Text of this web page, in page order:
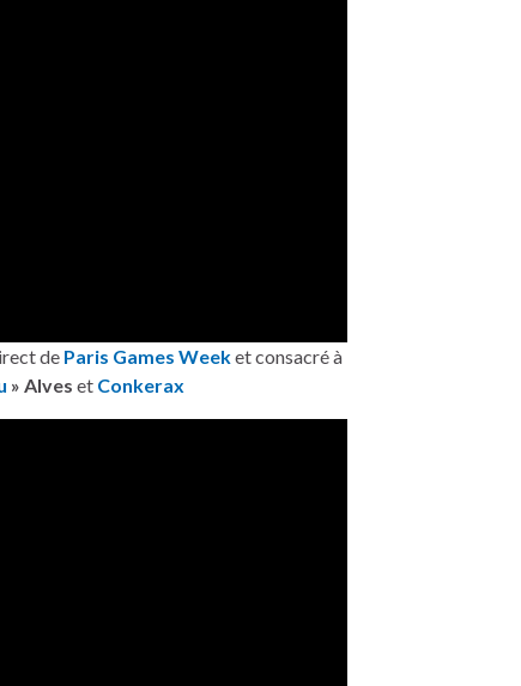
de Paris Games Weeket consacré à
» Alves et Conkerax